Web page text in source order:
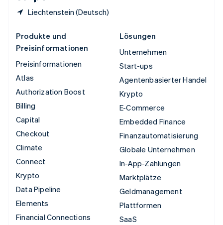
Liechtenstein (Deutsch)
Produkte und
Preisinformationen
Preisinformationen
Atlas
Authorization Boost
Billing
Capital
Checkout
Climate
Connect
Krypto
Data Pipeline
Elements
Financial Connections
Lösungen
Unternehmen
Start-ups
Agentenbasierter Handel
Krypto
E-Commerce
Embedded Finance
Finanzautomatisierung
Globale Unternehmen
In-App-Zahlungen
Marktplätze
Geldmanagement
Plattformen
SaaS